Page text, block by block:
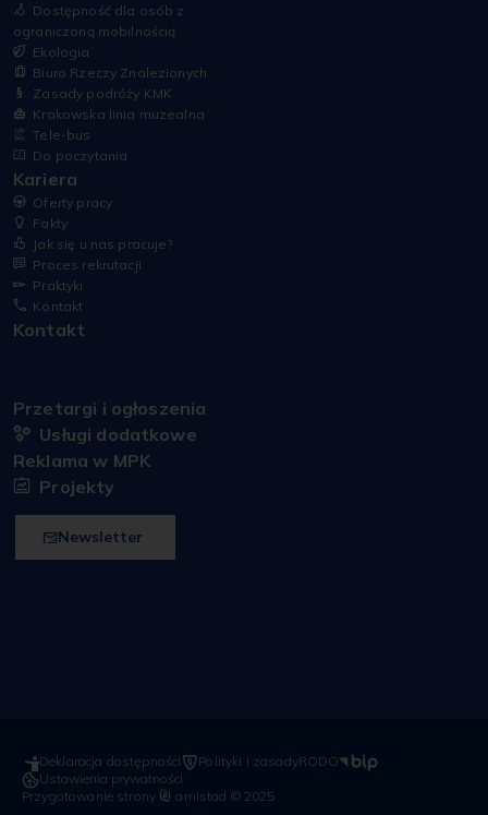
Dostępność dla osób z
ograniczoną mobilnością
Ekologia
Biuro Rzeczy Znalezionych
Zasady podróży KMK
Krakowska linia muzealna
Tele-bus
Do poczytania
Kariera
Oferty pracy
Fakty
Jak się u nas pracuje?
Proces rekrutacji
Praktyki
Kontakt
Kontakt
Przetargi i ogłoszenia
Usługi dodatkowe
Reklama w MPK
Projekty
Newsletter
Deklaracja dostępności Polityki i zasadyRODO
Ustawienia prywatności
Przygotowanie strony
amistad © 2025